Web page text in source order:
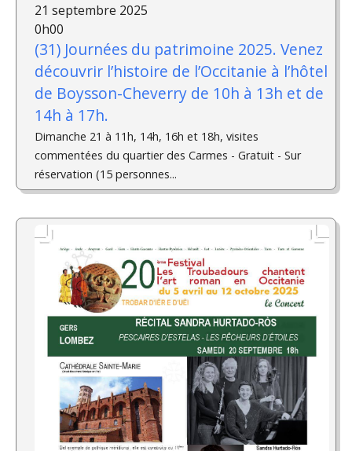
21 septembre 2025
0h00
(31) Journées du patrimoine 2025. Venez
découvrir l’histoire de l’Occitanie à l’hôtel
de Boysson-Cheverry de 10h à 13h et de
14h à 17h.
Dimanche 21 à 11h, 14h, 16h et 18h, visites
commentées du quartier des Carmes - Gratuit - Sur
réservation (15 personnes...